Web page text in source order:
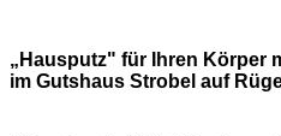
„Hausputz" für Ihren Körper
im Gutshaus Strobel auf